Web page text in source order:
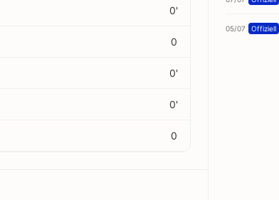
0'
0
0'
0'
0
05/07 Offiziell